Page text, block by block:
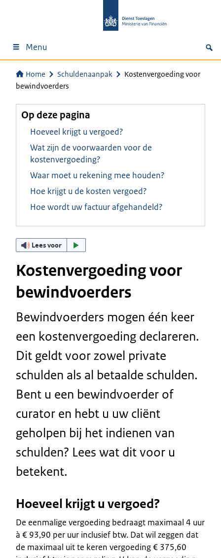
Menu
Home Schuldenaanpak
Kostenvergoeding voor
bewindvoerders
Op deze pagina
Hoeveel krijgt u vergoed?
Wat zijn de voorwaarden voor de
kostenvergoeding?
Waar moet u rekening mee houden?
Hoe krijgt u de kosten vergoed?
Hoe wordt uw factuur afgehandeld?
Lees voor
Kostenvergoeding voor
bewindvoerders
Bewindvoerders mogen één keer
een kostenvergoeding declareren.
Dit geldt voor zowel private
schulden als al betaalde schulden.
Bent u een bewindvoerder of
curator en hebt u uw cliënt
geholpen bij het indienen van
schulden? Lees wat dit voor u
betekent.
Hoeveel krijgt u vergoed?
De eenmalige vergoeding bedraagt maximaal 4 uur
à € 93,90 per uur inclusief btw. Dat wil zeggen dat
de maximaal uit te keren vergoeding € 375,60